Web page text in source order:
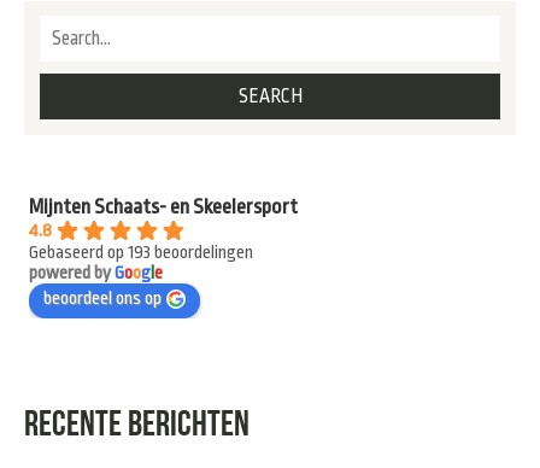
Mijnten Schaats- en Skeelersport
4.8
Gebaseerd op 193 beoordelingen
powered byGooge
beoordeel ons op
RECENTE BERICHTEN